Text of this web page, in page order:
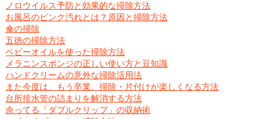
ノロウイルス予防と効果的な掃除方法
お風呂のピンク汚れとは？原因と掃除方法
傘の掃除
五徳の掃除方法
ベビーオイルを使った掃除方法
メラニンスポンジの正しい使い方と豆知識
ハンドクリームの意外な掃除活用法
また今度は、もう卒業。掃除・片付けが楽しくなる方法
台所排水管の詰まりを解消する方法
余ってる「ダブルクリップ」の収納術